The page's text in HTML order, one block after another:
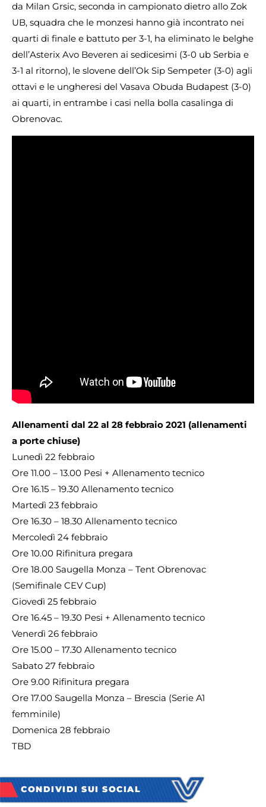
da Milan Grsic, seconda in campionato dietro allo Zok
UB, squadra che le monzesi hanno già incontrato nei
quarti di finale e battuto per 3-1, ha eliminato le belghe
dell’Asterix Avo Beveren ai sedicesimi (3-0 ub Serbia e
3-1 al ritorno), le slovene dell’Ok Sip Sempeter (3-0) agli
ottavi e le ungheresi del Vasava Obuda Budapest (3-0)
ai quarti, in entrambe i casi nella bolla casalinga di
Obrenovac.
Allenamenti dal 22 al 28 febbraio 2021 (allenamenti
a porte chiuse)
Lunedì 22 febbraio
Ore 11.00 – 13.00 Pesi + Allenamento tecnico
Ore 16.15 – 19.30 Allenamento tecnico
Martedì 23 febbraio
Ore 16.30 – 18.30 Allenamento tecnico
Mercoledì 24 febbraio
Ore 10.00 Rifinitura pregara
Ore 18.00 Saugella Monza – Tent Obrenovac
(Semifinale CEV Cup)
Giovedì 25 febbraio
Ore 16.45 – 19.30 Pesi + Allenamento tecnico
Venerdì 26 febbraio
Ore 15.00 – 17.30 Allenamento tecnico
Sabato 27 febbraio
Ore 9.00 Rifinitura pregara
Ore 17.00 Saugella Monza – Brescia (Serie A1
femminile)
Domenica 28 febbraio
TBD
CONDIVIDI SUI SOCIAL